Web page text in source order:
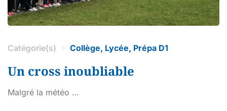
Catégorie(s) Collège, Lycée, Prépa D1
Un cross inoubliable
Malgré la météo …